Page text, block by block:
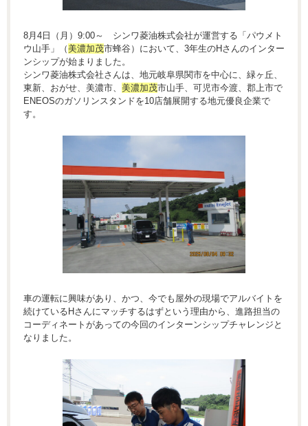
8月4日（月）9:00～ シンワ菱油株式会社が運営する「パウメト
ウ山手」（美濃加茂市蜂谷）において、3年生のHさんのインター
ンシップが始まりました。
シンワ菱油株式会社さんは、地元岐阜県関市を中心に、緑ヶ丘、
東新、おがせ、美濃市、 美濃加茂市山手、可児市今渡、郡上市で
ENEOSのガソリンスタンドを10店舗展開する地元優良企業で
す。
車の運転に興味があり、かつ、今でも屋外の現場でアルバイトを
続けているHさんにマッチするはずという理由から、進路担当の
コーディネートがあっての今回のインターンシップチャレンジと
なりました。